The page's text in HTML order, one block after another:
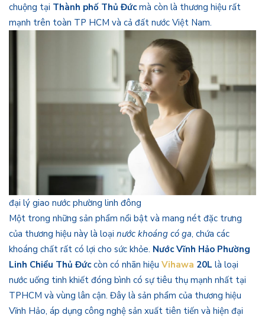
chuộng tại Thành phố Thủ Đức mà còn là thương hiệu rất
mạnh trên toàn TP HCM và cả đất nước Việt Nam.
đại lý giao nước phường linh đông
Một trong những sản phẩm nổi bật và mang nét đặc trưng
của thương hiệu này là loại nước khoáng có ga, chứa các
khoáng chất rất có lợi cho sức khỏe. Nước Vĩnh Hảo Phường
Linh Chiểu Thủ Đức còn có nhãn hiệu Vihawa 20L là loại
nước uống tinh khiết đóng bình có sự tiêu thụ mạnh nhất tại
TPHCM và vùng lân cận. Đây là sản phẩm của thương hiệu
Vĩnh Hảo, áp dụng công nghệ sản xuất tiên tiến và hiện đại